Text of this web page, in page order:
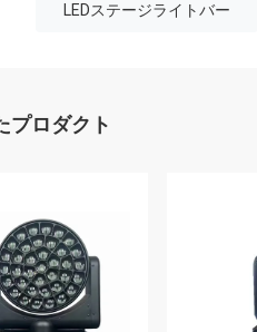
LEDステージライトバー
プロダクト